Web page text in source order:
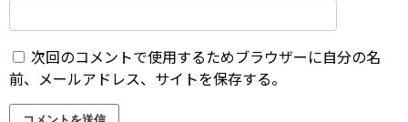
次回のコメントで使用するためブラウザーに自分の名
前、メールアドレス、サイトを保存する。